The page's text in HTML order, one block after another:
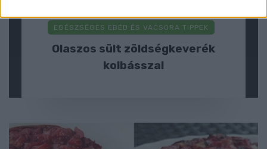
EGÉSZSÉGES EBÉD ÉS VACSORA TIPPEK
Olaszos sült zöldségkeverék
kolbásszal